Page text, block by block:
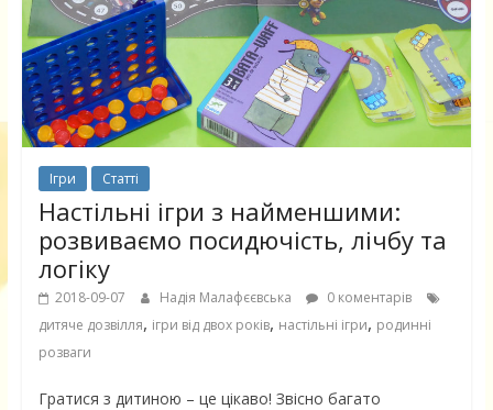
Ігри Статті
Настільні ігри з найменшими:
розвиваємо посидючість, лічбу та
логіку
2018-09-07 Надія Малафєєвська
0 коментарів
дитяче дозвілля, ігри від двох років, настільні ігри, родинні
розваги
Гратися з дитиною – це цікаво! Звісно багато